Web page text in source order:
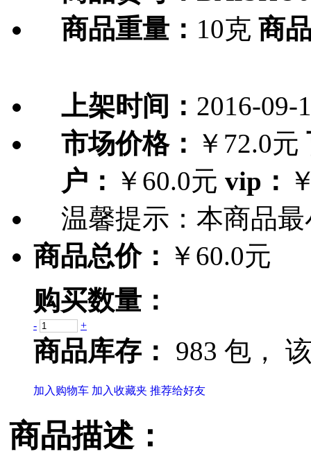
商品重量： 10克 商
上架时间： 2016-09-
市场价格： ￥72.0元
户： ￥60.0元 vip：
温馨提示： 本商品
商品总价： ￥60.0元
购买数量：
- +
商品库存： 983 包，
加入购物车 加入收藏夹 推荐给好友
商品描述：